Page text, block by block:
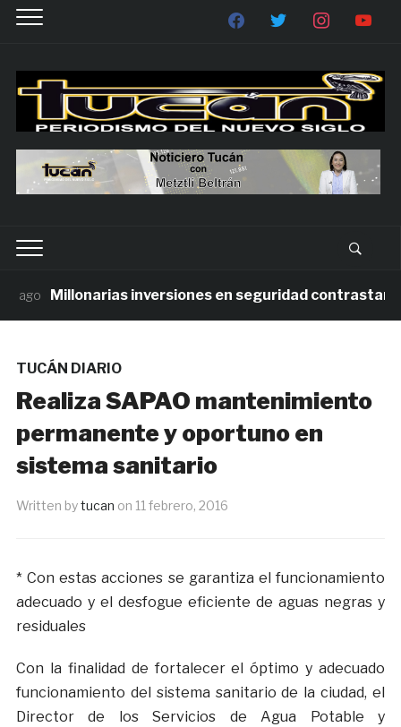
Millonarias inversiones en seguridad contrastan con
TUCÁN DIARIO
Realiza SAPAO mantenimiento
permanente y oportuno en
sistema sanitario
Written bytucan on 11 febrero, 2016
* Con estas acciones se garantiza el funcionamiento
adecuado y el desfogue eficiente de aguas negras y
residuales
Con la finalidad de fortalecer el óptimo y adecuado
funcionamiento del sistema sanitario de la ciudad, el
Director de los Servicios de Agua Potable y